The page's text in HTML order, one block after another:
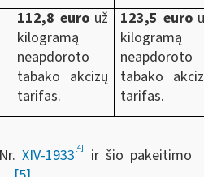
112,8 eurouž
kilogramą
neapdoroto
tabako akcizų
tarifas.
123,5 euro
kilogramą
neapdoroto
tabako
tarifas.
XIV-1933[4]
ir šio pakeitimo